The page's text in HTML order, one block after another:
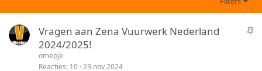
S
Vragen aan Zena Vuurwerk Nederland
2024/2025!
omepje
Reacties 10 23 nov 2024